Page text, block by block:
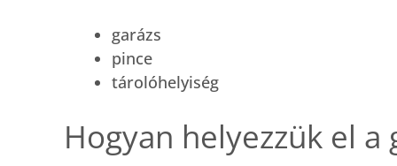
garázs
pince
tárolóhelyiség
Hogyan helyezzük el a